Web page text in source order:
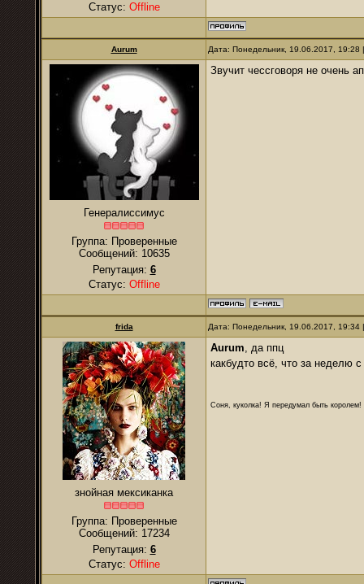
Статус: Offline
Aurum Дата: Понедельник, 19.06.2017,
Генералиссимус
Группа: Проверенные
Сообщений: 10635
Репутация: 6
Статус: Offline
Звучит чессговоря не очень
frida Дата: Понедельник, 19.06.2017,
знойная мексиканка
Группа: Проверенные
Сообщений: 17234
Репутация: 6
Статус: Offline
Aurum, да ппц
какбудто всё, что за неделю
Соня, куколка! Я передумал быть